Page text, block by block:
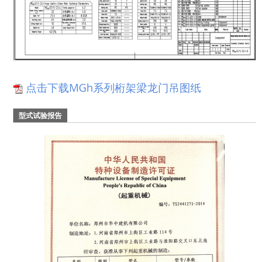
点击下载MGh系列桁架梁龙门吊图纸
型式试验报告